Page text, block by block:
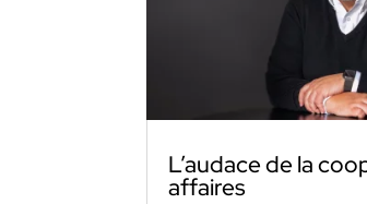
L’audace de la
affaires